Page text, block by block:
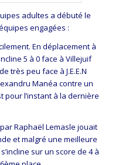
adultes a débuté le
engagées :
En déplacement à
5 à 0 face à Villejuif
très peu face à J.E.E.N
Manéa contre un
pour l’instant à la dernière
Raphaël Lemasle jouait
et malgré une meilleure
sur un score de 4 à